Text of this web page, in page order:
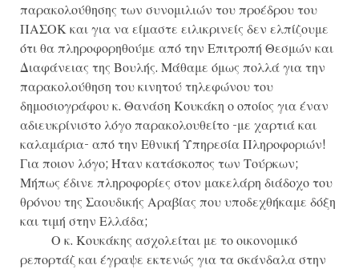
παρακολούθησης των συνομιλιών του προέδρου του
ΠΑΣΟΚ και για να είμαστε ειλικρινείς δεν ελπίζουμε
ότι θα πληροφορηθούμε από την Επιτροπή Θεσμών και
Διαφάνειας της Βουλής. Μάθαμε όμως πολλά για την
παρακολούθηση του κινητού τηλεφώνου του
δημοσιογράφου κ. Θανάση Κουκάκη ο οποίος για έναν
αδιευκρίνιστο λόγο παρακολουθείτο -με χαρτιά και
καλαμάρια- από την Εθνική Υπηρεσία Πληροφοριών!
Για ποιον λόγο; Ήταν κατάσκοπος των Τούρκων;
Μήπως έδινε πληροφορίες στον μακελάρη διάδοχο του
θρόνου της Σαουδικής Αραβίας που υποδεχθήκαμε δόξη
και τιμή στην Ελλάδα;
Ο κ. Κουκάκης ασχολείται με το οικονομικό
ρεπορτάζ και έγραψε εκτενώς για τα σκάνδαλα στην